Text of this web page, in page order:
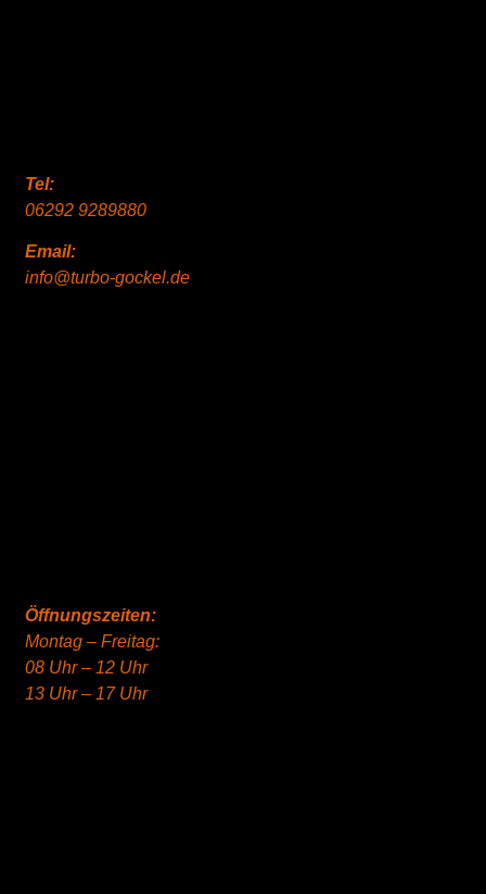
Öffnungszeiten:
Montag – Freitag:
08 Uhr – 12 Uhr
13 Uhr – 17 Uhr
Tel:
06292 9289880
Email:
info@turbo-gockel.de